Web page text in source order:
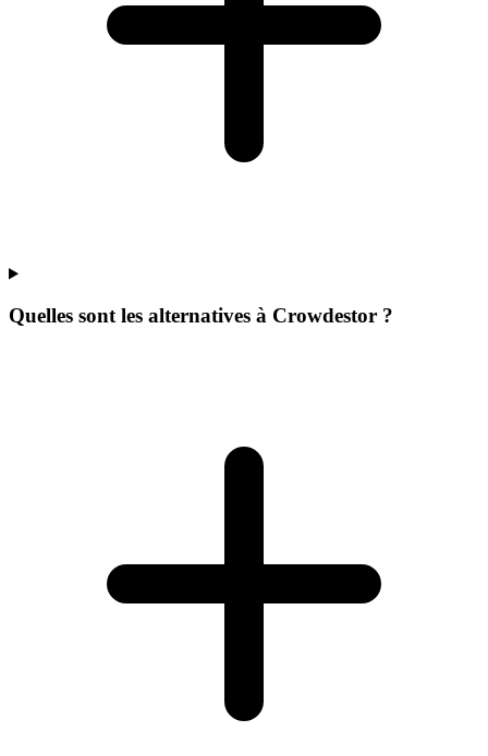
Quelles sont les alternatives à Crowdestor ?